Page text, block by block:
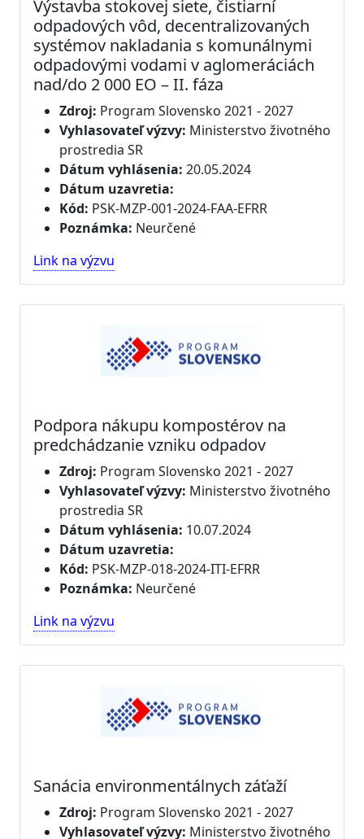
Výstavba stokovej siete, čistiarní
odpadových vôd, decentralizovaných
systémov nakladania s komunálnymi
odpadovými vodami v aglomeráciách
nad/do 2 000 EO – II. fáza
Zdroj: Program Slovensko 2021 - 2027
Vyhlasovateľ výzvy: Ministerstvo životného
prostredia SR
Dátum vyhlásenia: 20.05.2024
Dátum uzavretia:
Kód: PSK-MZP-001-2024-FAA-EFRR
Poznámka: Neurčené
Link na výzvu
Podpora nákupu kompostérov na
predchádzanie vzniku odpadov
Zdroj: Program Slovensko 2021 - 2027
Vyhlasovateľ výzvy: Ministerstvo životného
prostredia SR
Dátum vyhlásenia: 10.07.2024
Dátum uzavretia:
Kód: PSK-MZP-018-2024-ITI-EFRR
Poznámka: Neurčené
Link na výzvu
Sanácia environmentálnych záťaží
Zdroj: Program Slovensko 2021 - 2027
Vyhlasovateľ výzvy: Ministerstvo životného